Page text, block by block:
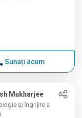
Sunați acum
Mukharjee
și îngrijire a